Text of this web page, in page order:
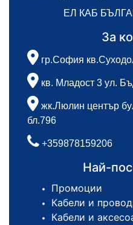
ЕЛ КАБ
За
гр.София
кв. Младост 3 ул.
жк.Люлин център
бл.796
+359878159206
Най-
Промоции
Кабели и
Кабели и